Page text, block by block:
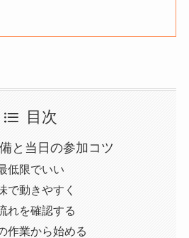
目次
と当日の参加コツ
低限でいい
で動きやすく
れを確認する
作業から始める